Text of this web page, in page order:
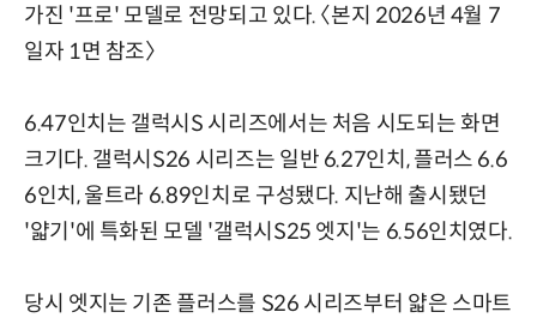
가진 '프로' 모델로 전망되고 있다. 〈본지 2026년 4월 7
일자 1면 참조〉
6.47인치는 갤럭시S 시리즈에서는 처음 시도되는 화면
크기다. 갤럭시S26 시리즈는 일반 6.27인치, 플러스 6.6
6인치, 울트라 6.89인치로 구성됐다. 지난해 출시됐던
'얇기'에 특화된 모델 '갤럭시S25 엣지'는 6.56인치였다.
당시 엣지는 기존 플러스를 S26 시리즈부터 얇은 스마트